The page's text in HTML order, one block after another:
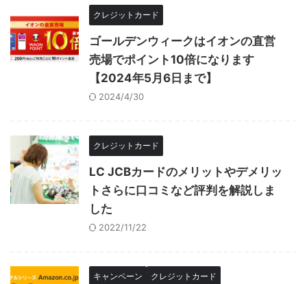
クレジットカード
ゴールデンウィークはイオンの直営
売場でポイント10倍になります
【2024年5月6日まで】
2024/4/30
クレジットカード
LC JCBカードのメリットやデメリッ
トさらに口コミなど評判を解説しま
した
2022/11/22
キャンペーン クレジットカード